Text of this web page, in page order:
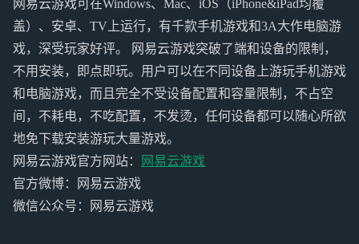
网易云游戏可在Windows、Mac、iOS（iPhone&iPad均覆
盖）、安卓、TV上运行，有千款手机游戏和3A大作电脑游
戏，深受玩家好评。 网易云游戏突破了端和设备的限制，
不用安装，即点即玩。用户可以在不同设备上游玩手机游戏
和电脑游戏，而且完全不受设备配置和容量限制，不占空
间，不耗电，不吃配置，不发烫，任何设备都可以随心所欲
地免下载安装游玩大量游戏。
网易云游戏官方网站：
网易云游戏
官方微博：网易云游戏
微信公众号：网易云游戏